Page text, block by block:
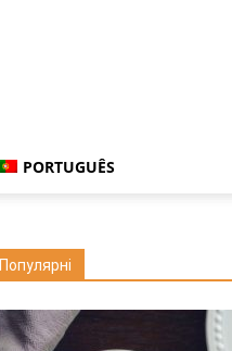
PORTUGUÊS
Популярні